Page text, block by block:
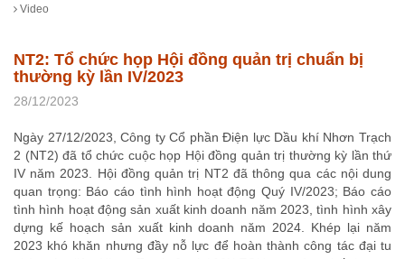
Video
NT2: Tổ chức họp Hội đồng quản trị chuẩn bị
thường kỳ lần IV/2023
28/12/2023
Ngày 27/12/2023, Công ty Cổ phần Điện lực Dầu khí Nhơn Trạch
2 (NT2) đã tổ chức cuộc họp Hội đồng quản trị thường kỳ lần thứ
IV năm 2023. Hội đồng quản trị NT2 đã thông qua các nội dung
quan trọng: Báo cáo tình hình hoạt động Quý IV/2023; Báo cáo
tình hình hoạt động sản xuất kinh doanh năm 2023, tình hình xây
dựng kế hoạch sản xuất kinh doanh năm 2024. Khép lại năm
2023 khó khăn nhưng đầy nỗ lực để hoàn thành công tác đại tu